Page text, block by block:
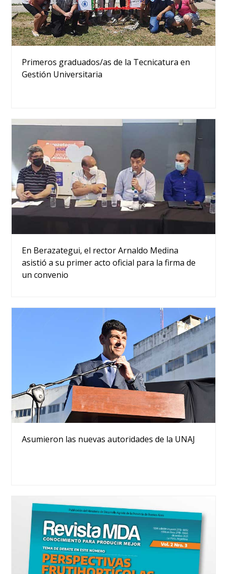
Primeros graduados/as de la Tecnicatura en
Gestión Universitaria
En Berazategui, el rector Arnaldo Medina
asistió a su primer acto oficial para la firma de
un convenio
Asumieron las nuevas autoridades de la UNAJ